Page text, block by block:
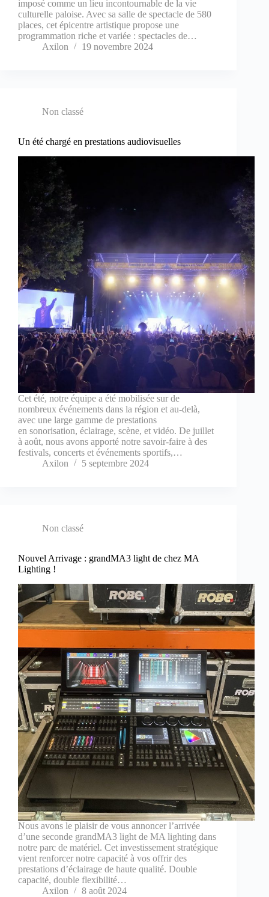
imposé comme un lieu incontournable de la vie
culturelle paloise. Avec sa salle de spectacle de 580
places, cet épicentre artistique propose une
programmation riche et variée : spectacles de…
Axilon
19 novembre 2024
Non classé
Un été chargé en prestations audiovisuelles
Cet été, notre équipe a été mobilisée sur de
nombreux événements dans la région et au-delà,
avec une large gamme de prestations
en sonorisation, éclairage, scène, et vidéo. De juillet
à août, nous avons apporté notre savoir-faire à des
festivals, concerts et événements sportifs,…
Axilon
5 septembre 2024
Non classé
Nouvel Arrivage : grandMA3 light de chez MA
Lighting !
Nous avons le plaisir de vous annoncer l’arrivée
d’une seconde grandMA3 light de MA lighting dans
notre parc de matériel. Cet investissement stratégique
vient renforcer notre capacité à vos offrir des
prestations d’éclairage de haute qualité. Double
capacité, double flexibilité…
Axilon
8 août 2024